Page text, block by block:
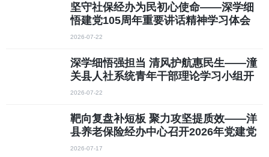
坚守社保经办为民初心使命——深学细
悟建党105周年重要讲话精神学习体会
2026-07-22
深学细悟强担当 清风护航惠民生——潼
关县人社系统青年干部理论学习小组开
展7月集中学习
2026-07-22
靶向复盘补短板 聚力攻坚提质效——洋
县养老保险经办中心召开2026年党建党
风廉政建设暨上半年工作总结会议
2026-07-17